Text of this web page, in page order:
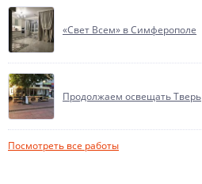
«Свет Всем» в Симферополе
Продолжаем освещать Тверь
Посмотреть все работы